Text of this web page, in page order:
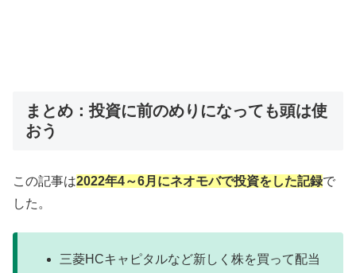
まとめ：投資に前のめりになっても頭は使
おう
この記事は2022年4～6月にネオモバで投資をした記録で
した。
三菱HCキャピタルなど新しく株を買って配当